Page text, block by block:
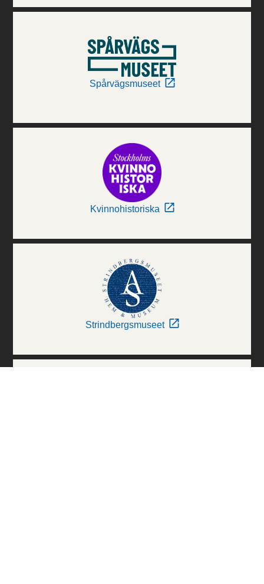
Spårvägsmuseet
Kvinnohistoriska
Strindbergsmuseet